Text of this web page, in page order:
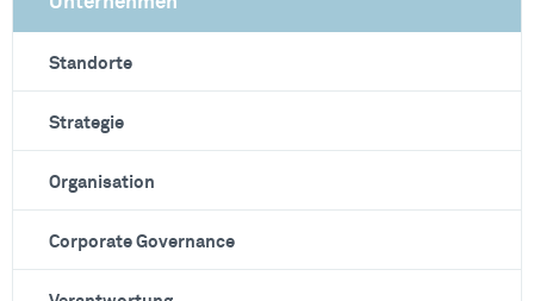
Standorte
Strategie
Organisation
Corporate Governance